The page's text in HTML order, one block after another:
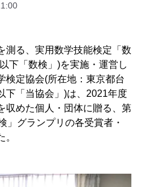
測る、実用数学技能検定「数
下「数検」)を実施・運営し
検定協会(所在地：東京都台
下「当協会」)は、2021年度
収めた個人・団体に贈る、第
」グランプリの各受賞者・